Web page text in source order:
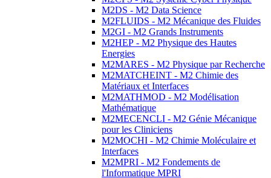
M2DS - M2 Data Science
M2FLUIDS - M2 Mécanique des Fluides
M2GI - M2 Grands Instruments
M2HEP - M2 Physique des Hautes
Energies
M2MARES - M2 Physique par Recherche
M2MATCHEINT - M2 Chimie des
Matériaux et Interfaces
M2MATHMOD - M2 Modélisation
Mathématique
M2MECENCLI - M2 Génie Mécanique
pour les Cliniciens
M2MOCHI - M2 Chimie Moléculaire et
Interfaces
M2MPRI - M2 Fondements de
l'Informatique MPRI